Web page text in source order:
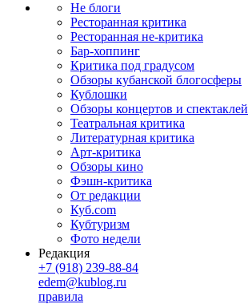
Не блоги
Ресторанная критика
Ресторанная не-критика
Бар-хоппинг
Критика под градусом
Обзоры кубанской блогосферы
Кублошки
Обзоры концертов и спектаклей
Театральная критика
Литературная критика
Арт-критика
Обзоры кино
Фэшн-критика
От редакции
Куб.com
Кубтуризм
Фото недели
Редакция
+7 (918) 239-88-84
edem@kublog.ru
правила